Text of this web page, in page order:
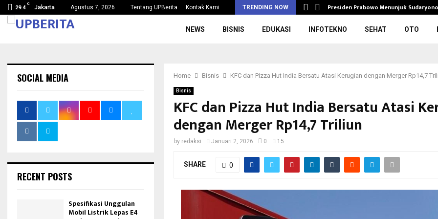
29.4
C
Jakarta Agustus 7, 2026 Tentang UPBerita Kontak Kami TRENDING NOW
Kejaksaan Agung Tetapkan Lima Tersangka Korupsi Pengadaan… Presiden Prabowo Menunjuk
NEWS BISNIS EDUKASI INFOTEKNO SEHAT OTO
Home Bisnis KFC dan Pizza Hut India Bersatu Atasi Kerugian dengan Merger Rp14,7
Bisnis
KFC dan Pizza Hut India Bersatu Atasi
dengan Merger Rp14,7 Triliun
by redaksi Januari 2, 2026 0 15
SHARE 0
SOCIAL MEDIA
RECENT POSTS
Spesifikasi Unggulan
Mobil Listrik Lepas E4